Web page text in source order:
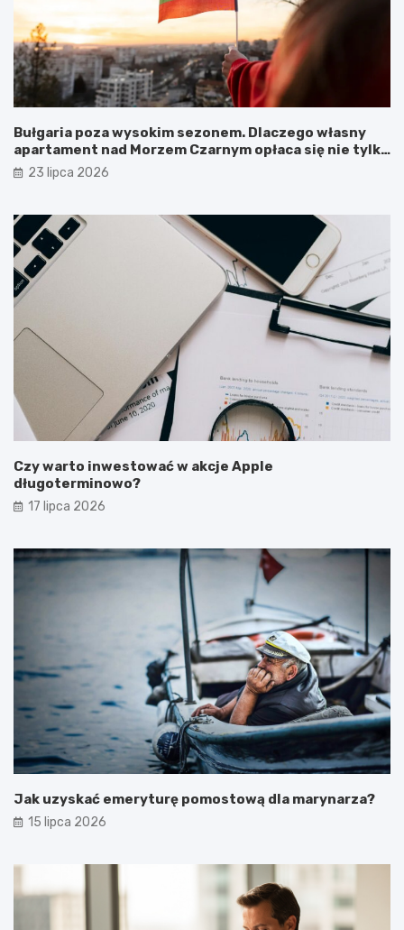
Bułgaria poza wysokim sezonem. Dlaczego własny
apartament nad Morzem Czarnym opłaca się nie tylko
latem?
23 lipca 2026
Czy warto inwestować w akcje Apple
długoterminowo?
17 lipca 2026
Jak uzyskać emeryturę pomostową dla marynarza?
15 lipca 2026